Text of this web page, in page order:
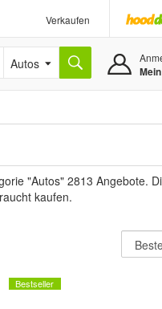
Verkaufen
Autos
"Autos" 2813 Angebote.
kaufen.
Bestseller